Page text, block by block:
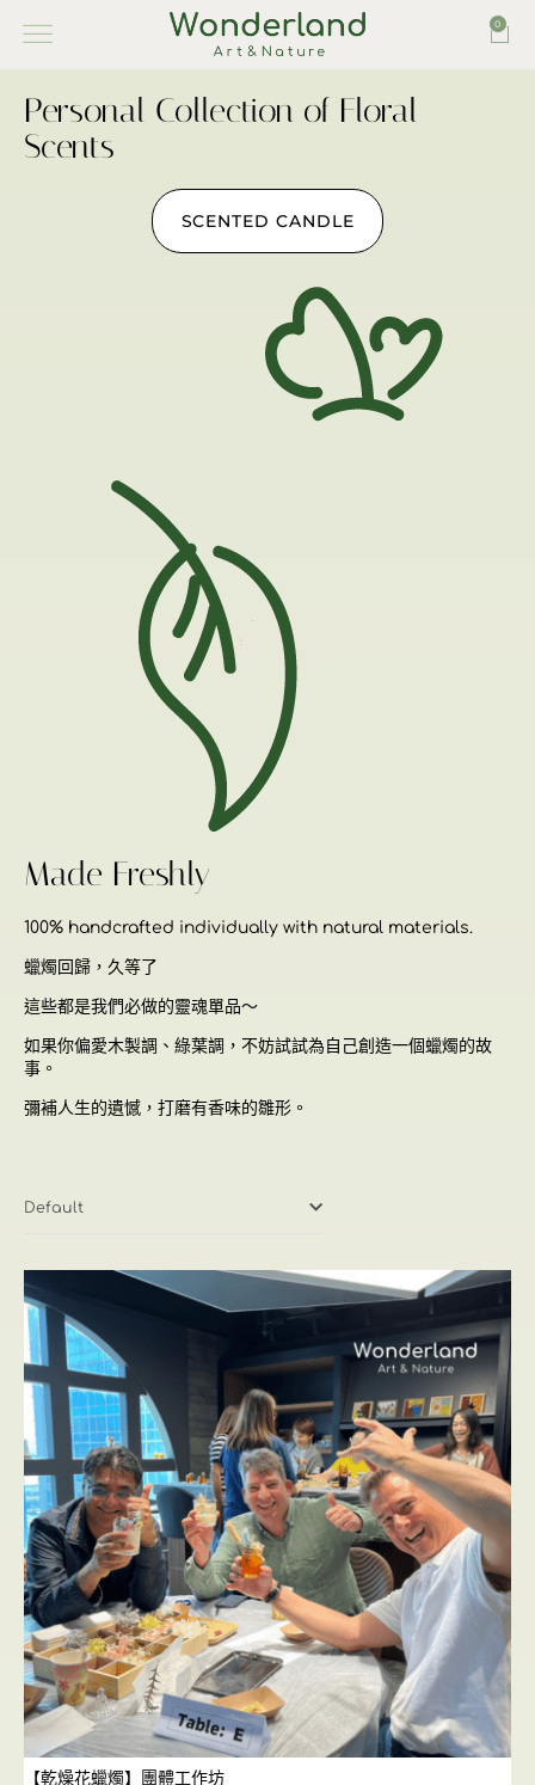
0
Personal Collection of Floral
Scents
SCENTED CANDLE
Made Freshly
100% handcrafted individually with natural materials.
蠟燭回歸，久等了
這些都是我們必做的靈魂單品～
如果你偏愛木製調、綠葉調，不妨試試為自己創造一個蠟燭的故
事。
彌補人生的遺憾，打磨有香味的雛形。
Default
【乾燥花蠟燭】團體工作坊